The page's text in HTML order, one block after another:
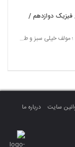
دوازدهم /
استاد بهادر کامران ؛ مولف خیلی سبز و طراح قلم چی
سایت
درباره ما